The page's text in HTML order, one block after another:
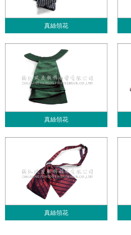
真絲領花
真絲領花
真絲領花